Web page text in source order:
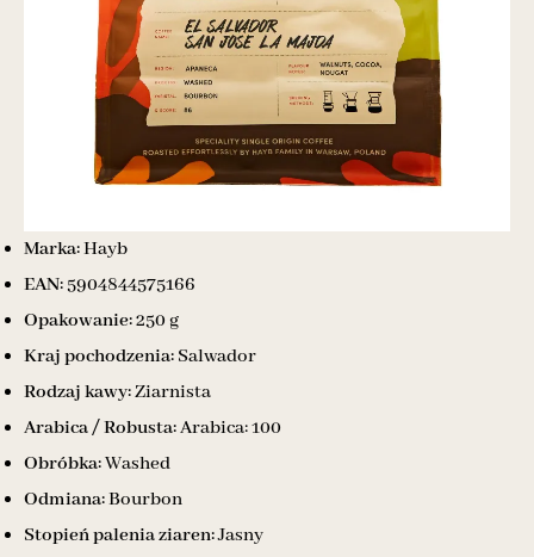
Marka:Hayb
EAN:5904844575166
Opakowanie:250 g
Kraj pochodzenia: Salwador
Rodzaj kawy:Ziarnista
Arabica / Robusta:Arabica: 100
Obróbka:Washed
Odmiana:Bourbon
Stopień palenia ziaren:Jasny